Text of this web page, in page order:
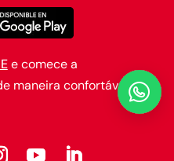
e comece a
maneira confortável.